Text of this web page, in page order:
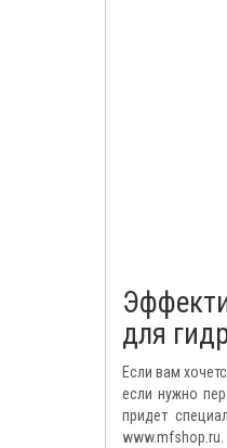
для
Если вам
если нужно
придет
www.mfshop.ru.